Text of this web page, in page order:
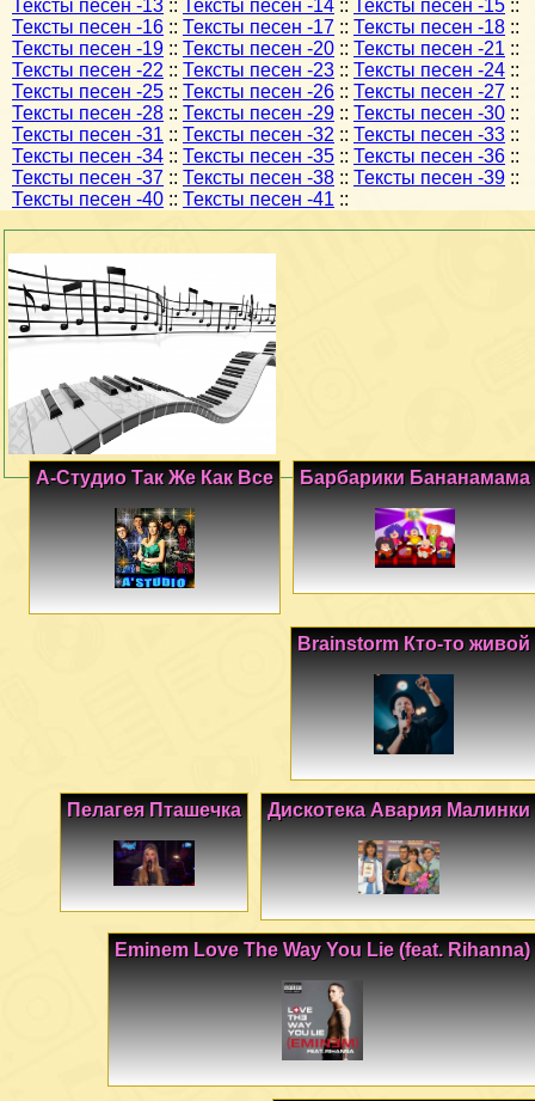
Тексты песен -13 :: Тексты песен -14 :: Тексты песен -15 ::
Тексты песен -16 :: Тексты песен -17 :: Тексты песен -18 ::
Тексты песен -19 :: Тексты песен -20 :: Тексты песен -21 ::
Тексты песен -22 :: Тексты песен -23 :: Тексты песен -24 ::
Тексты песен -25 :: Тексты песен -26 :: Тексты песен -27 ::
Тексты песен -28 :: Тексты песен -29 :: Тексты песен -30 ::
Тексты песен -31 :: Тексты песен -32 :: Тексты песен -33 ::
Тексты песен -34 :: Тексты песен -35 :: Тексты песен -36 ::
Тексты песен -37 :: Тексты песен -38 :: Тексты песен -39 ::
Тексты песен -40 :: Тексты песен -41 ::
Барбарики Бананамама
А-Студио Так Же Как Все
Brainstorm Кто-то живой
Дискотека Авария Малинки
Пелагея Пташечка
Eminem Love The Way You Lie (feat. Rihanna)